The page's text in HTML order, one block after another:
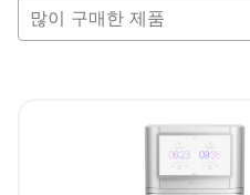
것이든 주문할 수 있습니다.
많이 구매한 제품